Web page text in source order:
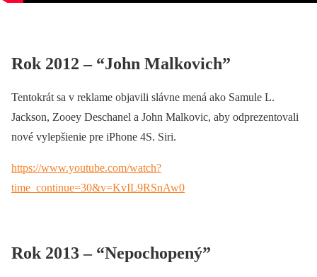
Rok 2012 – “John Malkovich”
Tentokrát sa v reklame objavili slávne mená ako Samule L.
Jackson, Zooey Deschanel a John Malkovic, aby odprezentovali
nové vylepšienie pre iPhone 4S. Siri.
https://www.youtube.com/watch?
time_continue=30&v=KvIL9RSnAw0
Rok 2013 – “Nepochopený”